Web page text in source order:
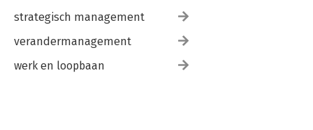
strategisch management
verandermanagement
werk en loopbaan